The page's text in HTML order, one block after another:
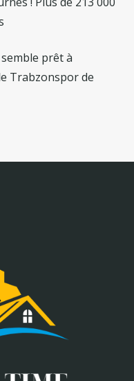
prêt à
Trabzonspor de